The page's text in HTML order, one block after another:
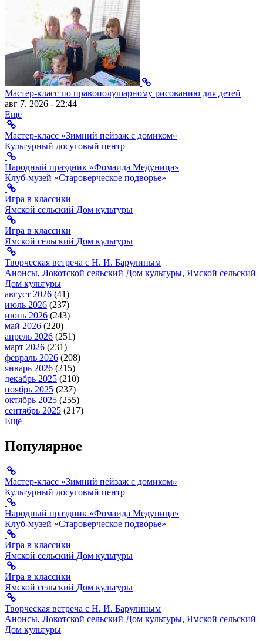
Мастер-класс по правополушарному рисованию для детей
авг 7, 2026 - 22:44
Ещё
Мастер-класс «Зимний пейзаж с домиком»
Культурный досуговый центр
Народный праздник «Фомаида Медуница»
Клуб-музей «Староверческое подворье»
Игра в классики
Ямской сельский Дом культуры
Игра в классики
Ямской сельский Дом культуры
Творческая встреча с Н. И. Барулиным
Анонсы, Локотской сельский Дом культуры, Ямской сельский
Дом культуры
август 2026 (41)
июль 2026 (237)
июнь 2026 (243)
май 2026 (220)
апрель 2026 (251)
март 2026 (231)
февраль 2026 (208)
январь 2026 (215)
декабрь 2025 (210)
ноябрь 2025 (237)
октябрь 2025 (255)
сентябрь 2025 (217)
Ещё
Популярное
Мастер-класс «Зимний пейзаж с домиком»
Культурный досуговый центр
Народный праздник «Фомаида Медуница»
Клуб-музей «Староверческое подворье»
Игра в классики
Ямской сельский Дом культуры
Игра в классики
Ямской сельский Дом культуры
Творческая встреча с Н. И. Барулиным
Анонсы, Локотской сельский Дом культуры, Ямской сельский
Дом культуры